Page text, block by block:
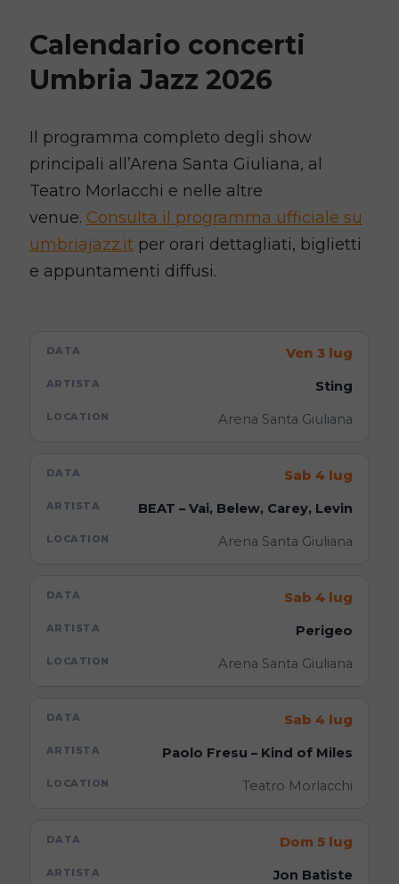
Calendario concerti
Umbria Jazz 2026
Il programma completo degli show
principali all’Arena Santa Giuliana, al
Teatro Morlacchi e nelle altre
venue. Consulta il programma ufficiale su
umbriajazz.it per orari dettagliati, biglietti
e appuntamenti diffusi.
Ven 3 lug
Sting
Arena Santa Giuliana
Sab 4 lug
BEAT – Vai, Belew, Carey, Levin
Arena Santa Giuliana
Sab 4 lug
Perigeo
Arena Santa Giuliana
Sab 4 lug
Paolo Fresu – Kind of Miles
Teatro Morlacchi
Dom 5 lug
Jon Batiste